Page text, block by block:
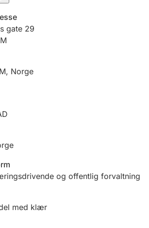
gate 29
, Norge
og offentlig forvaltning
med klær